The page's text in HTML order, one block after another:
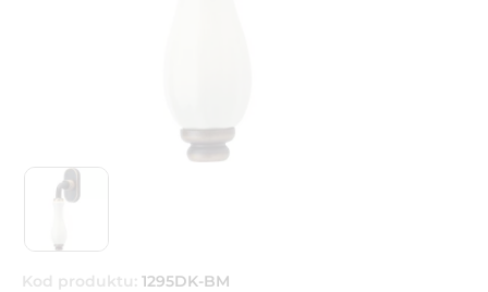
Kod produktu: 1295DK-BM